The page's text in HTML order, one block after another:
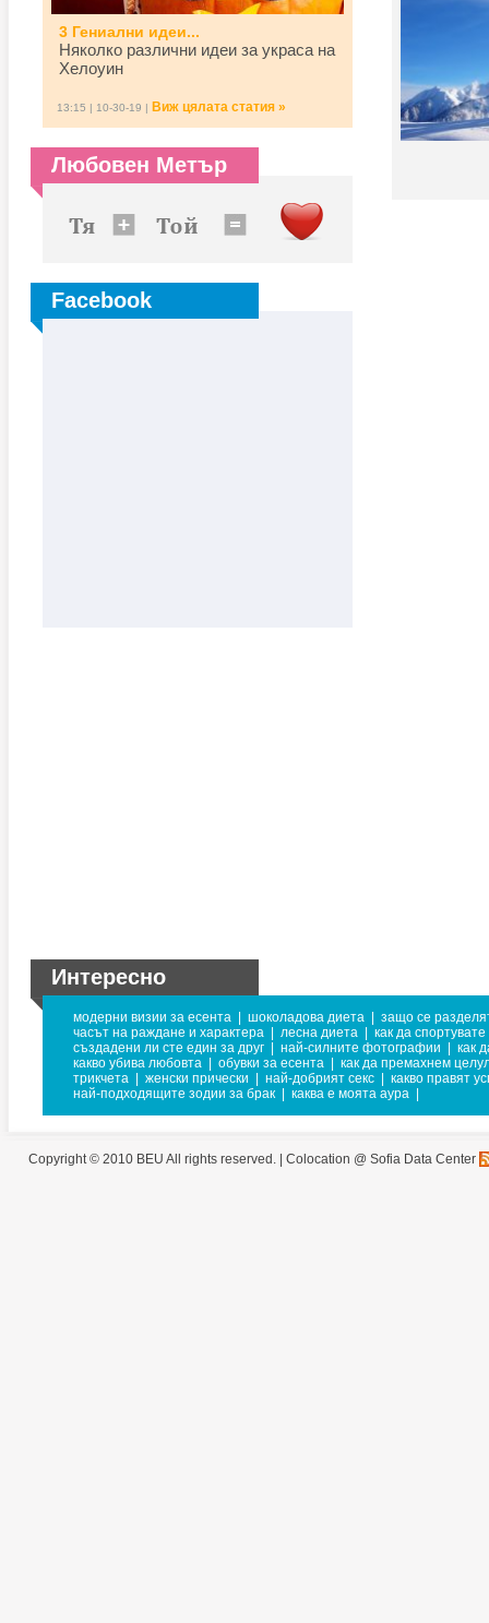
3 Гениални идеи...
Няколко различни идеи за украса на
Хелоуин
13:15 | 10-30-19 | Виж цялата статия »
Любовен Метър
Facebook
Интересно
модерни визии за есента шоколадова диета
защо се
часът на раждане и характера
лесна диета
как да
създадени ли сте един за друг
най-силните фотографии
как
какво убива любовта
обувки за есента
как да премахнем
трикчета
женски прически най-добрият секс
какво правят
най-подходящите зодии за брак
каква е моята аура
Copyright © 2010 BEU All rights reserved. | Colocation @ Sofia Data Center